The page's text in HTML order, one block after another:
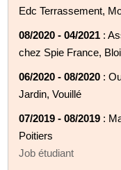
Edc Terrassement,
08/2020 - 04/2021 :
chez Spie France,
06/2020 - 08/2020 :
Jardin, Vouillé
07/2019 - 08/2019 :
Poitiers
Job étudiant